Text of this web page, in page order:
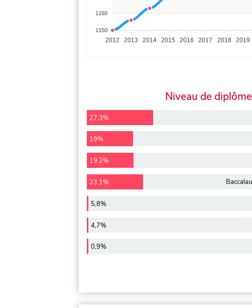
1160
1150
2012 2013 2014 2015 2016 2017 2018 2019
Niveau de diplôme
27,3%
19%
19,2%
23,1%
5,8%
4,7%
0,9%